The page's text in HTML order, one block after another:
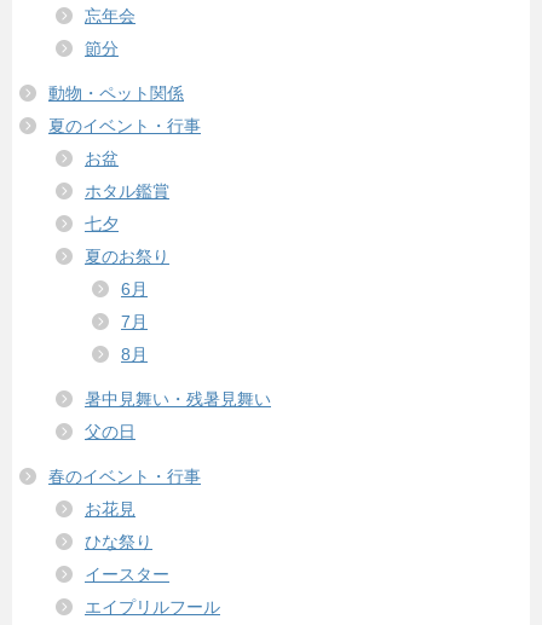
忘年会
節分
動物・ペット関係
夏のイベント・行事
お盆
ホタル鑑賞
七夕
夏のお祭り
6月
7月
8月
暑中見舞い・残暑見舞い
父の日
春のイベント・行事
お花見
ひな祭り
イースター
エイプリルフール